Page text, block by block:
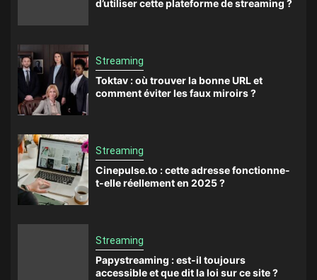
d’utiliser cette plateforme de streaming ?
Streaming
Toktav : où trouver la bonne URL et
comment éviter les faux miroirs ?
Streaming
Cinepulse.to : cette adresse fonctionne-
t-elle réellement en 2025 ?
Streaming
Papystreaming : est-il toujours
accessible et que dit la loi sur ce site ?